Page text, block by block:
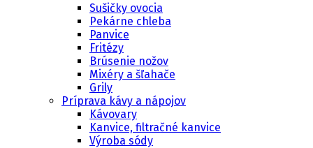
Sušičky ovocia
Pekárne chleba
Panvice
Fritézy
Brúsenie nožov
Mixéry a šľahače
Grily
Príprava kávy a nápojov
Kávovary
Kanvice, filtračné kanvice
Výroba sódy